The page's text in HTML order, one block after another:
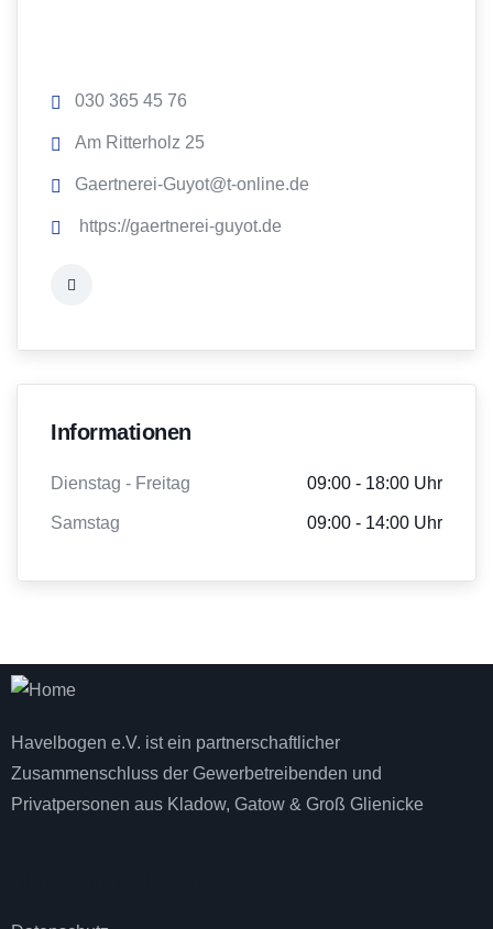
030 365 45 76
Am Ritterholz 25
Gaertnerei-Guyot@t-online.de
https://gaertnerei-guyot.de
Informationen
Dienstag - Freitag 09:00 - 18:00 Uhr
Samstag 09:00 - 14:00 Uhr
Havelbogen e.V. ist ein partnerschaftlicher
Zusammenschluss der Gewerbetreibenden und
Privatpersonen aus Kladow, Gatow & Groß Glienicke